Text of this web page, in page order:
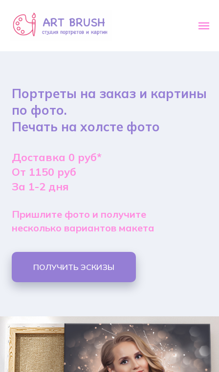
Портреты на заказ и картины
по фото.
Печать на холсте фото
Доставка 0 руб*
От 1150 руб
За 1-2 дня
Пришлите фото и получите
несколько вариантов макета
ПОЛУЧИТЬ ЭСКИЗЫ